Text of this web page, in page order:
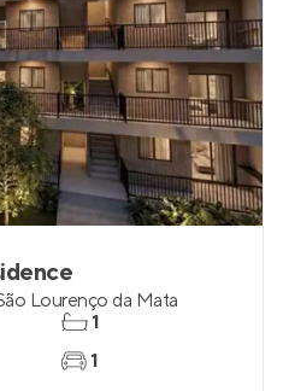
Lourenço da Mata
1
1